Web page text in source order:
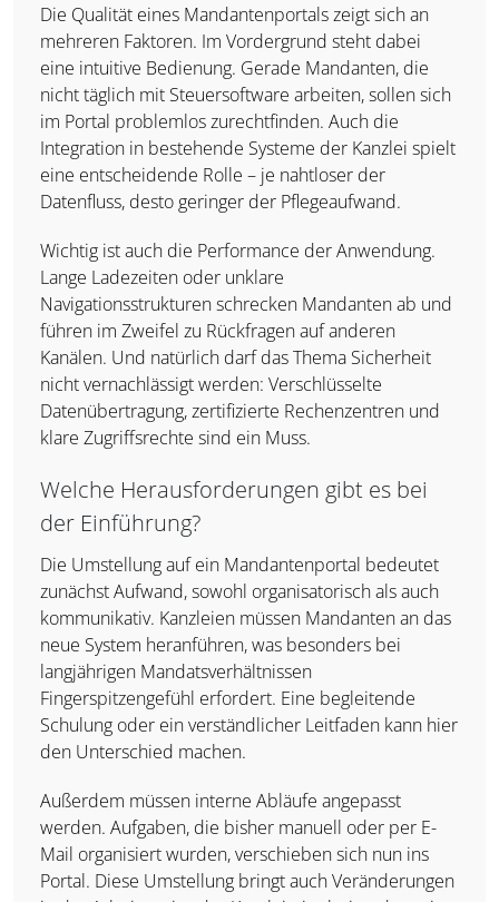
Die Qualität eines Mandantenportals zeigt sich an
mehreren Faktoren. Im Vordergrund steht dabei
eine intuitive Bedienung. Gerade Mandanten, die
nicht täglich mit Steuersoftware arbeiten, sollen sich
im Portal problemlos zurechtfinden. Auch die
Integration in bestehende Systeme der Kanzlei spielt
eine entscheidende Rolle – je nahtloser der
Datenfluss, desto geringer der Pflegeaufwand.
Wichtig ist auch die Performance der Anwendung.
Lange Ladezeiten oder unklare
Navigationsstrukturen schrecken Mandanten ab und
führen im Zweifel zu Rückfragen auf anderen
Kanälen. Und natürlich darf das Thema Sicherheit
nicht vernachlässigt werden: Verschlüsselte
Datenübertragung, zertifizierte Rechenzentren und
klare Zugriffsrechte sind ein Muss.
Welche Herausforderungen gibt es bei
der Einführung?
Die Umstellung auf ein Mandantenportal bedeutet
zunächst Aufwand, sowohl organisatorisch als auch
kommunikativ. Kanzleien müssen Mandanten an das
neue System heranführen, was besonders bei
langjährigen Mandatsverhältnissen
Fingerspitzengefühl erfordert. Eine begleitende
Schulung oder ein verständlicher Leitfaden kann hier
den Unterschied machen.
Außerdem müssen interne Abläufe angepasst
werden. Aufgaben, die bisher manuell oder per E-
Mail organisiert wurden, verschieben sich nun ins
Portal. Diese Umstellung bringt auch Veränderungen